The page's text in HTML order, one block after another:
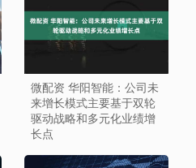
微配资 华阳智能：公司未
来增长模式主要基于双轮
驱动战略和多元化业绩增
长点